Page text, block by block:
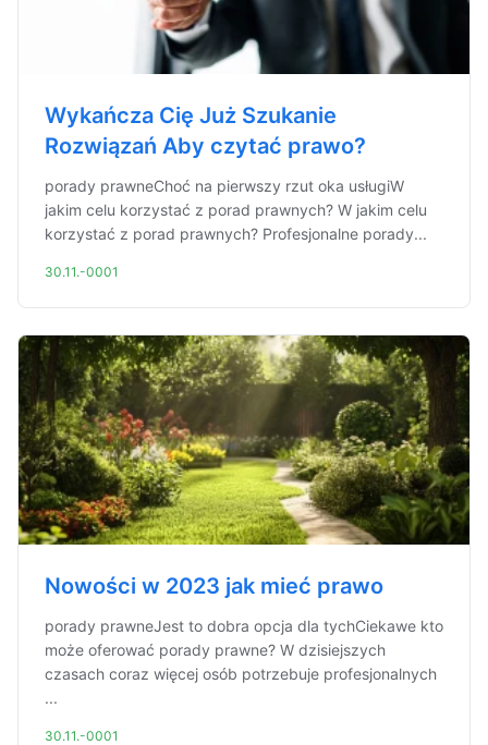
Wykańcza Cię Już Szukanie
Rozwiązań Aby czytać prawo?
porady prawneChoć na pierwszy rzut oka usługiW
jakim celu korzystać z porad prawnych? W jakim celu
korzystać z porad prawnych? Profesjonalne porady...
30.11.-0001
Nowości w 2023 jak mieć prawo
porady prawneJest to dobra opcja dla tychCiekawe kto
może oferować porady prawne? W dzisiejszych
czasach coraz więcej osób potrzebuje profesjonalnych
...
30.11.-0001